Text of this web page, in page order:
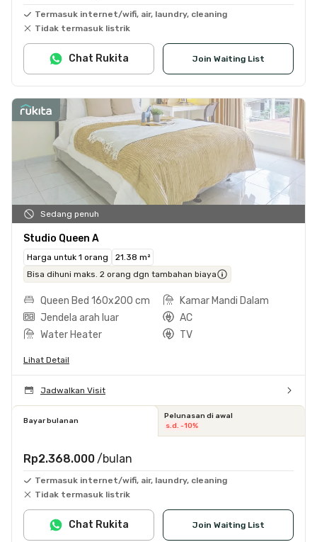
Termasuk internet/wifi, air, laundry, cleaning
Tidak termasuk listrik
Join Waiting List
Chat Rukita
Sedang penuh
Studio Queen A
Harga untuk 1 orang
21.38 m²
Bisa dihuni maks. 2 orang dgn tambahan biaya
Queen Bed 160x200 cm
Kamar Mandi Dalam
Jendela arah luar
AC
Water Heater
TV
Lihat Detail
Jadwalkan Visit
Bayar bulanan
Pelunasan di awal
s.d. -10%
Rp2.368.000 /bulan
Termasuk internet/wifi, air, laundry, cleaning
Tidak termasuk listrik
Join Waiting List
Chat Rukita